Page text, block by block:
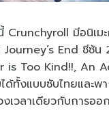
Crunchyroll มีอนิเ
Journey’s End ซี
is Too Kind!!, An
ทั้งแบบซับไทยและ
เวลาเดียวกับการอ